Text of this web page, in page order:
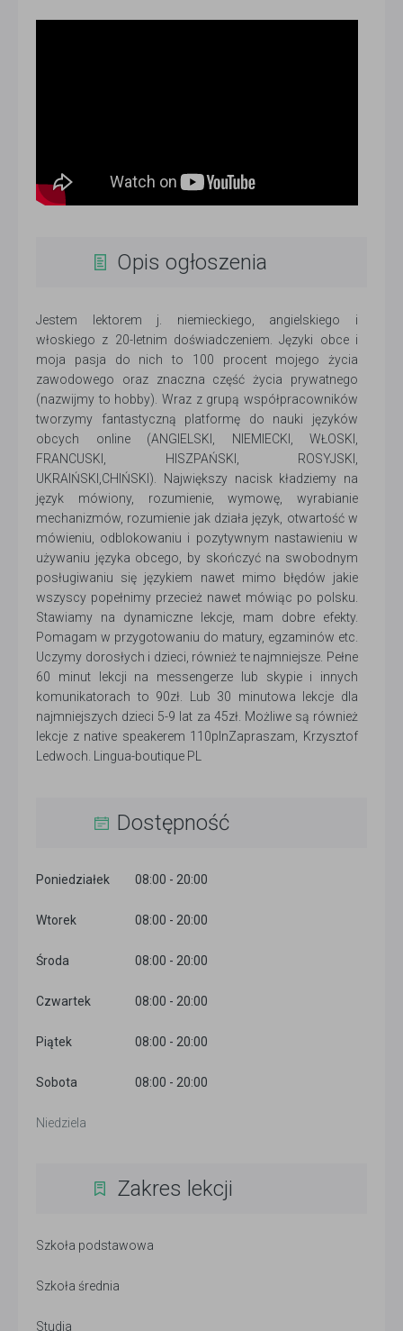
Opis ogłoszenia
Jestem lektorem j. niemieckiego, angielskiego i
włoskiego z 20-letnim doświadczeniem. Języki obce i
moja pasja do nich to 100 procent mojego życia
zawodowego oraz znaczna część życia prywatnego
(nazwijmy to hobby). Wraz z grupą współpracowników
tworzymy fantastyczną platformę do nauki języków
obcych online (ANGIELSKI, NIEMIECKI, WŁOSKI,
FRANCUSKI, HISZPAŃSKI, ROSYJSKI,
UKRAIŃSKI,CHIŃSKI). Największy nacisk kładziemy na
język mówiony, rozumienie, wymowę, wyrabianie
mechanizmów, rozumienie jak działa język, otwartość w
mówieniu, odblokowaniu i pozytywnym nastawieniu w
używaniu języka obcego, by skończyć na swobodnym
posługiwaniu się językiem nawet mimo błędów jakie
wszyscy popełnimy przecież nawet mówiąc po polsku.
Stawiamy na dynamiczne lekcje, mam dobre efekty.
Pomagam w przygotowaniu do matury, egzaminów etc.
Uczymy dorosłych i dzieci, również te najmniejsze. Pełne
60 minut lekcji na messengerze lub skypie i innych
komunikatorach to 90zł. Lub 30 minutowa lekcje dla
najmniejszych dzieci 5-9 lat za 45zł. Możliwe są również
lekcje z native speakerem 110plnZapraszam, Krzysztof
Ledwoch. Lingua-boutique PL
Dostępność
Poniedziałek 08:00 - 20:00
Wtorek 08:00 - 20:00
Środa 08:00 - 20:00
Czwartek 08:00 - 20:00
Piątek 08:00 - 20:00
Sobota 08:00 - 20:00
Niedziela
Zakres lekcji
Szkoła podstawowa
Szkoła średnia
Studia